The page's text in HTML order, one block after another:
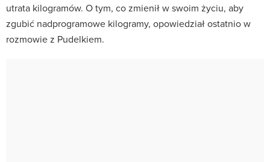
utrata kilogramów. O tym, co zmienił w swoim życiu, aby
zgubić nadprogramowe kilogramy, opowiedział ostatnio w
rozmowie z Pudelkiem.